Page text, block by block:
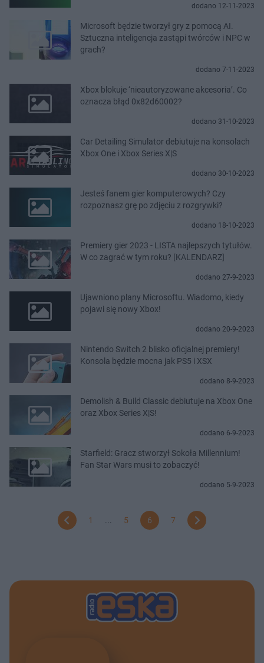
dodano 12-11-2023
Microsoft będzie tworzył gry z pomocą AI.
Sztuczna inteligencja zastąpi twórców i NPC w
grach?
dodano 7-11-2023
Xbox blokuje ‘nieautoryzowane akcesoria’. Co
oznacza błąd 0x82d60002?
dodano 31-10-2023
Car Detailing Simulator debiutuje na konsolach
Xbox One i Xbox Series X|S
dodano 30-10-2023
Jesteś fanem gier komputerowych? Czy
rozpoznasz grę po zdjęciu z rozgrywki?
dodano 18-10-2023
Premiery gier 2023 - LISTA najlepszych tytułów.
W co zagrać w tym roku? [KALENDARZ]
dodano 27-9-2023
Ujawniono plany Microsoftu. Wiadomo, kiedy
pojawi się nowy Xbox!
dodano 20-9-2023
Nintendo Switch 2 blisko oficjalnej premiery!
Konsola będzie mocna jak PS5 i XSX
dodano 8-9-2023
Demolish & Build Classic debiutuje na Xbox One
oraz Xbox Series X|S!
dodano 6-9-2023
Starfield: Gracz stworzył Sokoła Millennium!
Fan Star Wars musi to zobaczyć!
dodano 5-9-2023
1 5 6 7